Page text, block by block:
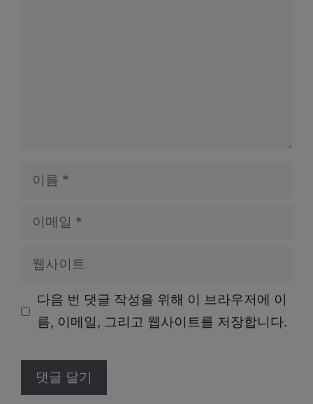
일
다음 번 댓글 작성을 위해 이 브라우저에 이
름, 이메일, 그리고 웹사이트를 저장합니다.